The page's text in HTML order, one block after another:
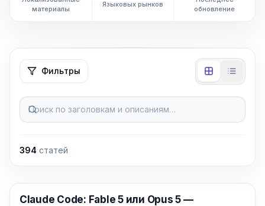
материалы
Языковых рынков
обновление
Фильтры
Поиск по заголовкам и описаниям…
394 статей
Claude Code
Claude Code: Fable 5 или Opus 5 —